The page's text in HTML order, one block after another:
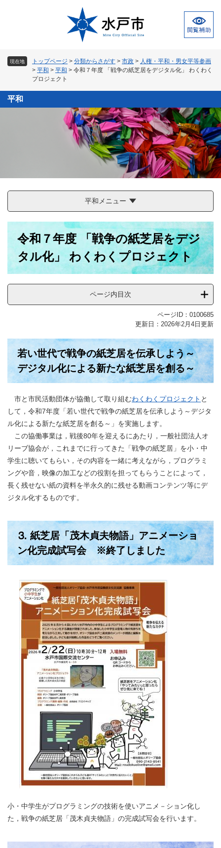
文
現在地 トップページ > 分類からさがす > 市政 > 人権・平和・男女平等参画
> 平和 > 平和 > 令和７年度 「戦争の紙芝居をデジタル化」 わくわく
プロジェクト
平和
平和メニュー
令和７年度 「戦争の紙芝居をデジ
タル化」 わくわくプロジェクト
ページ内目次
ページID：0100685
更新日：2026年2月4日更新
若い世代で戦争の紙芝居を伝承しよう～
デジタル化による新たな紙芝居を創る～
市と市民活動団体が協働して取り組むわくわくプロジェクト と
して，令和7年度「若い世代で戦争の紙芝居を伝承しよう～デジタ
ル化による新たな紙芝居を創る～」を実施します。
この協働事業は，戦後80年を迎えるにあたり，一般社団法人オ
リーブ協会が，これまでに行ってきた「戦争の紙芝居」を小・中
学生に聴いてもらい，その内容を一緒に考えながら，プログラミ
ングや音，映像の加工などの役割を担ってもらうことによって，
長く残せない紙の資料を半永久的に残せる動画コンテンツ等にデ
ジタル化するものです。
⒊ 紙芝居「茂木貞夫物語」アニメーショ
ン化完成試写会 ※終了しました
小・中学生がプログラミングの技術を使いアニメ－ション化し
た，戦争の紙芝居「茂木貞夫物語」の完成試写会を行います。